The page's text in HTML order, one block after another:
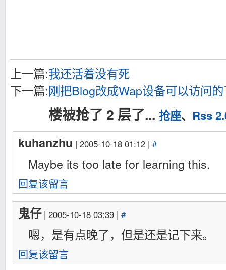
上一篇:我还活着没有死
下一篇:刚把Blog改成Wap设备可以访问
楼被抢了 2 层了... 抢座、 Rss
kuhanzhu | 2005-10-18 01:12 | #
Maybe its too late for learning this.
回复该留言
鬼仔| 2005-10-18 03:39 | #
嗯，是有点晚了，但是还是记下来。
回复该留言